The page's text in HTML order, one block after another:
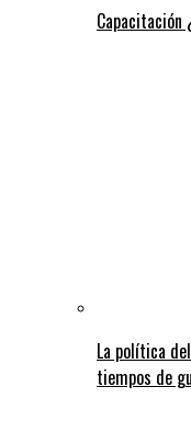
Capacitación
La política
tiempos de